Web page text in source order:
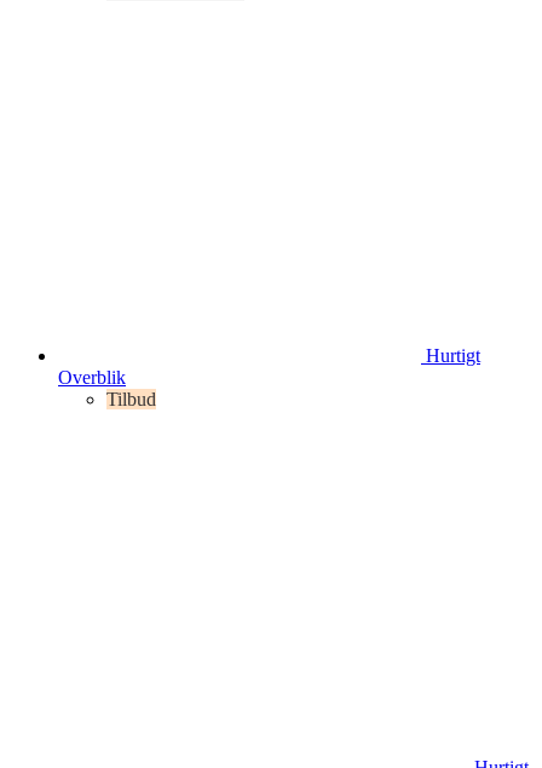
Hurtigt
Overblik
Tilbud